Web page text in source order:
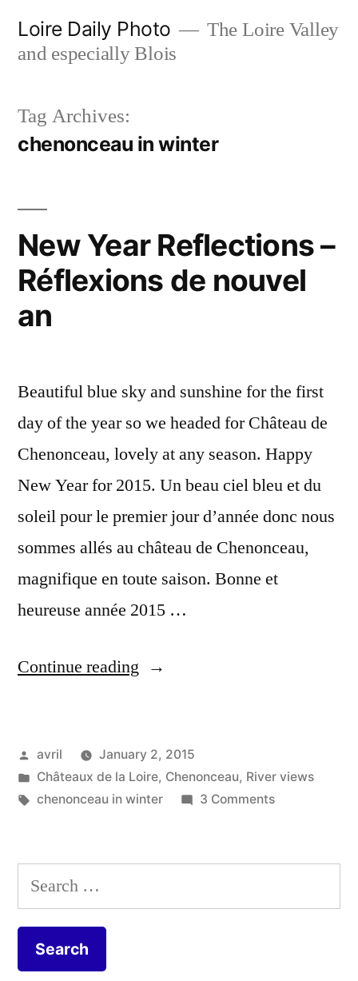
Loire Daily Photo
The Loire Valley
and especially Blois
Tag Archives:
chenonceau in winter
New Year Reflections –
Réflexions de nouvel
an
Beautiful blue sky and sunshine for the first
day of the year so we headed for Château de
Chenonceau, lovely at any season. Happy
New Year for 2015. Un beau ciel bleu et du
soleil pour le premier jour d’année donc nous
sommes allés au château de Chenonceau,
magnifique en toute saison. Bonne et
heureuse année 2015 …
Continue reading “New
–
Réflexions
Posted
by
avril
January 2, 2015
Posted
in
Châteaux de la Loire, Chenonceau, River views
Tags:
chenonceau in winter 3 Commentson
Reflections
Réflexions
Search
for: